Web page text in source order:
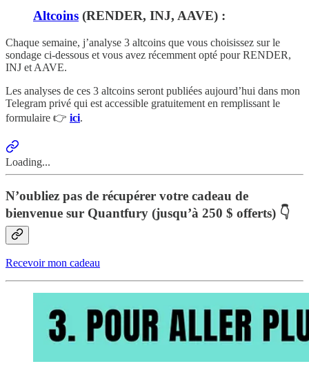
Altcoins (RENDER, INJ, AAVE) :
Chaque semaine, j’analyse 3 altcoins que vous choisissez sur le
sondage ci-dessous et vous avez récemment opté pour RENDER,
INJ et AAVE.
Les analyses de ces 3 altcoins seront publiées aujourd’hui dans mon
Telegram privé qui est accessible gratuitement en remplissant le
formulaire 👉 ici.
Loading...
N’oubliez pas de récupérer votre cadeau de
bienvenue sur Quantfury (jusqu’à 250 $ offerts) 👇
Recevoir mon cadeau